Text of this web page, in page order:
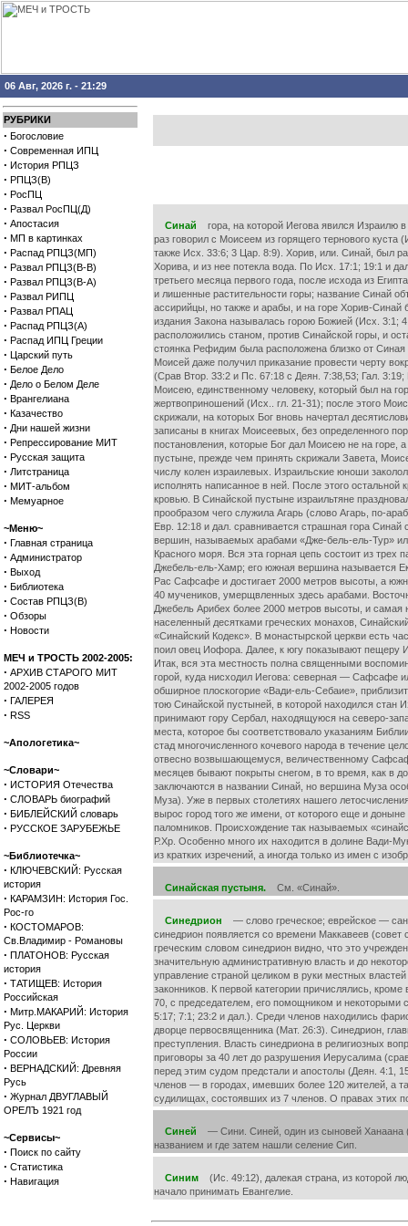
06 Авг, 2026 г. - 21:29
РУБРИКИ
· Богословие
· Современная ИПЦ
· История РПЦЗ
· РПЦЗ(В)
· РосПЦ
· Развал РосПЦ(Д)
· Апостасия
· МП в картинках
· Распад РПЦЗ(МП)
· Развал РПЦЗ(В-В)
· Развал РПЦЗ(В-А)
· Развал РИПЦ
· Развал РПАЦ
· Распад РПЦЗ(А)
· Распад ИПЦ Греции
· Царский путь
· Белое Дело
· Дело о Белом Деле
· Врангелиана
· Казачество
· Дни нашей жизни
· Репрессирование МИТ
· Русская защита
· Литстраница
· МИТ-альбом
· Мемуарное
~Меню~
· Главная страница
· Администратор
· Выход
· Библиотека
· Состав РПЦЗ(В)
· Обзоры
· Новости
МЕЧ и ТРОСТЬ 2002-2005:
· АРХИВ СТАРОГО МИТ
2002-2005 годов
· ГАЛЕРЕЯ
· RSS
~Апологетика~
~Словари~
· ИСТОРИЯ Отечества
· СЛОВАРЬ биографий
· БИБЛЕЙСКИЙ словарь
· РУССКОЕ ЗАРУБЕЖЬЕ
~Библиотечка~
· КЛЮЧЕВСКИЙ: Русская
история
· КАРАМЗИН: История Гос.
Рос-го
· КОСТОМАРОВ:
Св.Владимир - Романовы
· ПЛАТОНОВ: Русская
история
· ТАТИЩЕВ: История
Российская
· Митр.МАКАРИЙ: История
Рус. Церкви
· СОЛОВЬЕВ: История
России
· ВЕРНАДСКИЙ: Древняя
Русь
· Журнал ДВУГЛАВЫЙ
ОРЕЛЪ 1921 год
~Сервисы~
· Поиск по сайту
· Статистика
· Навигация
Синай гора, на которой Иегова явился Израилю
раз говорил с Моисеем из горящего тернового
также Исх. 33:6; 3 Цар. 8:9). Хорив, или. Синай, был
Хорива, и из нее потекла вода. По Исх. 17:1; 19:1 и
третьего месяца первого года, после исхода из
и лишенные растительности горы; название Синай
ассирийцы, но также и арабы, и на горе Хорив-Синай
издания Закона называлась горою Божией (Исх. 3:1;
расположились станом, против Синайской горы, и
стоянка Рефидим была расположена близко от
Моисей даже получил приказание провести черту
(Срав Втор. 33:2 и Пс. 67:18 с Деян. 7:38,53; Гал.
Моисею, единственному человеку, который был на
жертвоприношений (Исх.. гл. 21-31); после этого
скрижали, на которых Бог вновь начертал
записаны в книгах Моисеевых, без определенного
постановления, которые Бог дал Моисею не на горе,
пустыне, прежде чем принять скрижали Завета,
числу колен израилевых. Израильские юноши
исполнять написанное в ней. После этого
кровью. В Синайской пустыне израильтяне
прообразом чего служила Агарь (слово Агарь, по-
Евр. 12:18 и дал. сравнивается страшная гора
вершин, называемых арабами «Дже-бель-ель-Тур»
Красного моря. Вся эта горная цепь состоит из
Джебель-ель-Хамр; его южная вершина называется
Рас Сафсафе и достигает 2000 метров высоты, а
40 мучеников, умерщвленных здесь арабами.
Джебель Арибех более 2000 метров высоты, и
населенный десятками греческих монахов,
«Синайский Кодекс». В монастырской церкви есть
поил овец Иофора. Далее, к югу показывают пещеру
Итак, вся эта местность полна священными
горой, куда нисходил Иегова: северная — Сафсафе
обширное плоскогорие «Вади-ель-Себаие»,
тою Синайской пустыней, в которой находился
принимают гору Сербал, находящуюся на северо-
места, которое бы соответствовало указаниям
стад многочисленного кочевого народа в течение
отвесно возвышающемуся, величественному
месяцев бывают покрыты снегом, в то время, как в
заключаются в названии Синай, но вершина Муза
Муза). Уже в первых столетиях нашего
вырос город того же имени, от которого еще и
паломников. Происхождение так называемых
Р.Хр. Особенно много их находится в долине Вади-
из кратких изречений, а иногда только из имен с
Синайская пустыня. См. «Синай».
Синедрион — слово греческое; еврейское —
синедрион появляется со времени Маккавеев
греческим словом синедрион видно, что это
значительную административную власть и до
управление страной целиком в руки местных
законников. К первой категории причислялись,
70, с председателем, его помощником и
5:17; 7:1; 23:2 и дал.). Среди членов находились
дворце первосвященника (Мат. 26:3). Синедрион,
преступления. Власть синедриона в религиозных
приговоры за 40 лет до разрушения Иерусалима
перед этим судом предстали и апостолы (Деян. 4:1,
членов — в городах, имевших более 120 жителей, а
судилищах, состоявших из 7 членов. О правах этих
Синей — Сини. Синей, один из сыновей Ханаана
названием и где затем нашли селение Сип.
Синим (Ис. 49:12), далекая страна, из которой
начало принимать Евангелие.